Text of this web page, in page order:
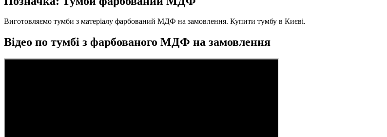
Виготовляємо тумби з матеріалу фарбований МДФ на замовлення. Купити тумбу в Києві.
Відео по тумбі з фарбованого МДФ на замовлення